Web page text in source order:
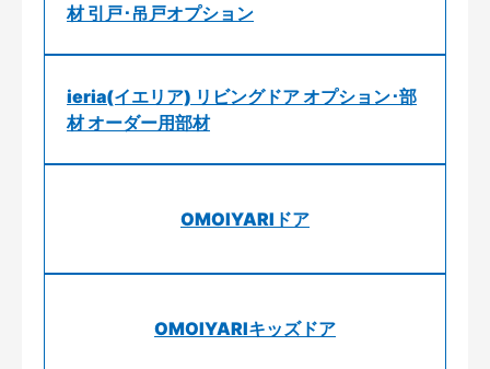
材 引戸･吊戸オプション
ieria(イエリア) リビングドア オプション･部
材 オーダー用部材
OMOIYARIドア
OMOIYARIキッズドア